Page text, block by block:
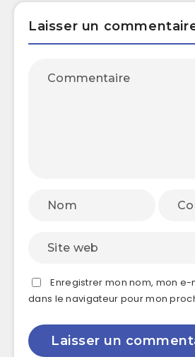
Laisser un
Enregistrer mon nom, mon
dans le navigateur pour mon